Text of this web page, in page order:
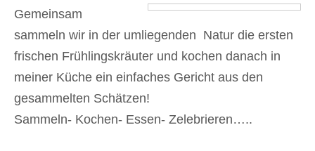
Gemeinsam
sammeln wir in der umliegenden Natur die ersten
frischen Frühlingskräuter und kochen danach in
meiner Küche ein einfaches Gericht aus den
gesammelten Schätzen!
Sammeln- Kochen- Essen- Zelebrieren…..